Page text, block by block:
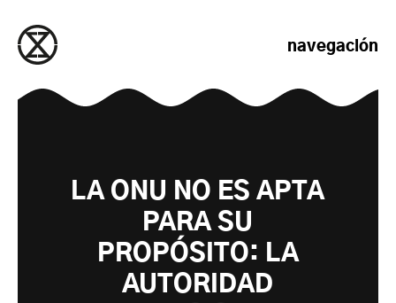
navegación
LA ONU NO ES APTA
PARA SU
PROPÓSITO: LA
AUTORIDAD